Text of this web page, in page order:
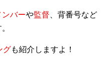
ンバーや監督 、背番号など
グも紹介しますよ！